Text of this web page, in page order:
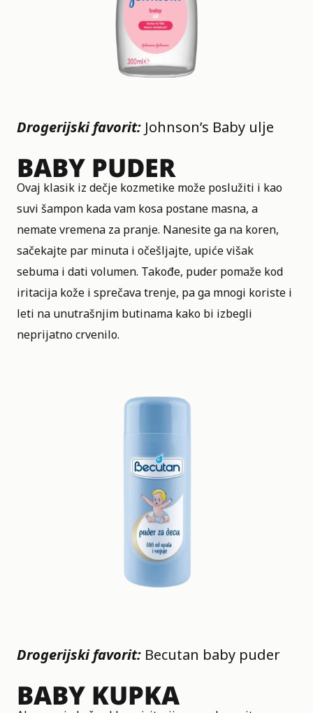
Drogerijski favorit: Johnson’s Baby ulje
BABY PUDER
Ovaj klasik iz dečje kozmetike može poslužiti i kao
suvi šampon kada vam kosa postane masna, a
nemate vremena za pranje. Nanesite ga na koren,
sačekajte par minuta i očešljajte, upiće višak
sebuma i dati volumen. Takođe, puder pomaže kod
iritacija kože i sprečava trenje, pa ga mnogi koriste i
leti na unutrašnjim butinama kako bi izbegli
neprijatno crvenilo.
Drogerijski favorit: Becutan baby puder
BABY KUPKA